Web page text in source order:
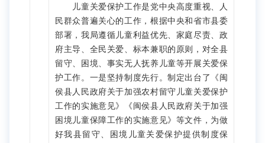
儿童关爱保护工作是党中央高度重视、人
民群众普遍关心的工作，根据中央和省市县委
部署，我局遵循儿童利益优先、家庭尽责、政
府主导、全民关爱、标本兼职的原则，对全县
留守、困境、事实无人抚养儿童等开展关爱保
护工作。一是坚持制度先行。制定出台了《闽
侯县人民政府关于加强农村留守儿童关爱保护
工作的实施意见》《闽侯县人民政府关于加强
困境儿童保障工作的实施意见》等文件，为做
好我县留守、困境儿童关爱保护提供制度保